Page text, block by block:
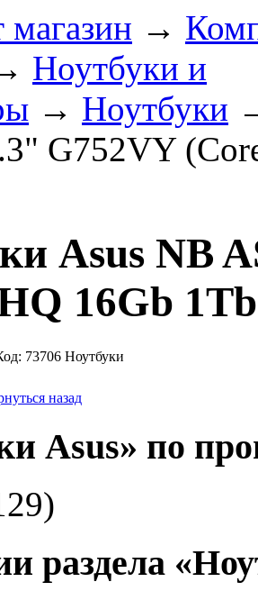
магазин →
Ноутбуки и
→ Ноутбуки
G752VY
Asus NB
16Gb
73706 Ноутбуки
назад
Asus» по
раздела